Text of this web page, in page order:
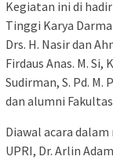
Kegiatan ini di
Tinggi Karya
Drs. H. Nasir dan
Firdaus Anas. M.
Sudirman, S. Pd.
dan alumni
Diawal acara
UPRI, Dr. Arlin